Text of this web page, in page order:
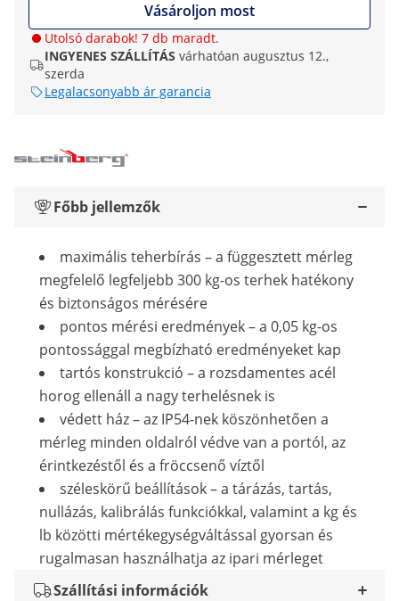
Vásároljon most
Utolsó darabok! 7 db maradt.
INGYENES SZÁLLÍTÁS várhatóan augusztus 12.,
szerda
Legalacsonyabb ár garancia
Főbb jellemzők
maximális teherbírás – a függesztett mérleg
megfelelő legfeljebb 300 kg-os terhek hatékony
és biztonságos mérésére
pontos mérési eredmények – a 0,05 kg-os
pontossággal megbízható eredményeket kap
tartós konstrukció – a rozsdamentes acél
horog ellenáll a nagy terhelésnek is
védett ház – az IP54-nek köszönhetően a
mérleg minden oldalról védve van a portól, az
érintkezéstől és a fröccsenő víztől
széleskörű beállítások – a tárázás, tartás,
nullázás, kalibrálás funkciókkal, valamint a kg és
lb közötti mértékegységváltással gyorsan és
rugalmasan használhatja az ipari mérleget
Szállítási információk